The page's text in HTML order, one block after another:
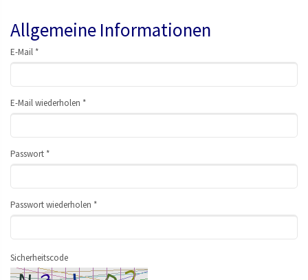
Allgemeine Informationen
E-Mail *
E-Mail wiederholen *
Passwort *
Passwort wiederholen *
Sicherheitscode